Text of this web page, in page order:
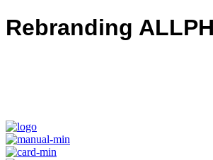
Rebranding